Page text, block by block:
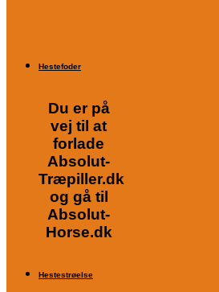
Hestefoder
Du er på
vej til at
forlade
Absolut-
Træpiller.dk
og gå til
Absolut-
Horse.dk
Hestestrøelse